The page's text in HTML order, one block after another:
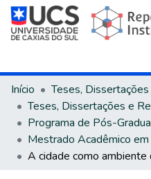
Início